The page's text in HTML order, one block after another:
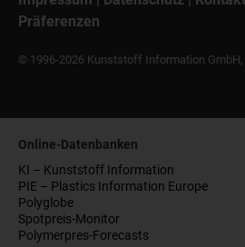
Präferenzen
© 1996-2026 Kunststoff Information GmbH,
Online-Datenbanken
KI – Kunststoff Information
PIE – Plastics Information Europe
Polyglobe
Spotpreis-Monitor
Polymerpres-Forecasts